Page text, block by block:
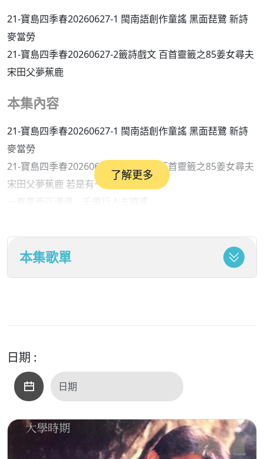
21-寶島四季春20260627-1 閩南語創作童謠 黑面琵鷺 新詩
麥當勞
21-寶島四季春20260627-2籤詩戲文 百首靈籤之85姜女尋夫
宋田父夢蕉鹿
本集內容
21-寶島四季春20260627-1 閩南語創作童謠 黑面琵鷺 新詩
麥當勞
21-寶島四季春20260627-2籤詩戲文 百首靈籤之85姜女尋夫
宋田父夢蕉鹿 若是有一天
宋田父夢蕉鹿（出自《列子·週穆王篇》是鄭國樵夫的故事）
有一個鄭國（國都在今鄭州新鄭）人，有一天他在野外砍
柴，忽見一隻鹿驚慌地跑過來。大概是被獵人追急了，也許
回去。然而他卻也找不到藏鹿的地方。最後他想：“可能我根
本就沒有打過鹿，更沒有藏過鹿，只不過是自己有這麼一個
夢罷了！”
里糊塗，自己騙自己的事
了解更多
本集歌單
日期 :